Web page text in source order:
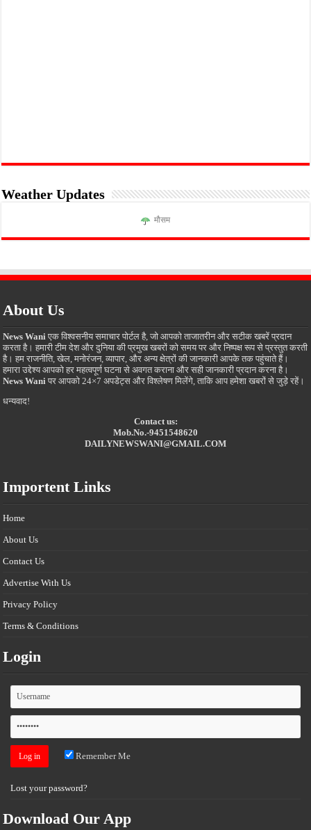
Weather Updates
मौसम
About Us
News Wani एक विश्वसनीय समाचार पोर्टल है, जो आपको ताजातरीन और सटीक खबरें प्रदान
करता है। हमारी टीम देश और दुनिया की प्रमुख खबरों को समय पर और निष्पक्ष रूप से प्रस्तुत करती
है। हम राजनीति, खेल, मनोरंजन, व्यापार, और अन्य क्षेत्रों की जानकारी आपके तक पहुंचाते हैं।
हमारा उद्देश्य आपको हर महत्वपूर्ण घटना से अवगत कराना और सही जानकारी प्रदान करना है।
News Wani पर आपको 24×7 अपडेट्स और विश्लेषण मिलेंगे, ताकि आप हमेशा खबरों से जुड़े रहें।
धन्यवाद!
Contact us:
Mob.No.-9451548620
DAILYNEWSWANI@GMAIL.COM
Importent Links
Home
About Us
Contact Us
Advertise With Us
Privacy Policy
Terms & Conditions
Login
Remember Me
Lost your password?
Download Our App